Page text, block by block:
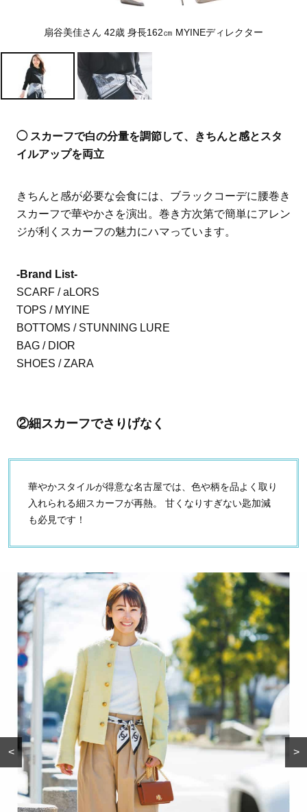
扇谷美佳さん 42歳 身長162㎝ MYINEディレクター
◯ スカーフで白の分量を調節して、きちんと感とスタ
イルアップを両立
きちんと感が必要な会食には、ブラックコーデに腰巻き
スカーフで華やかさを演出。巻き方次第で簡単にアレン
ジが利くスカーフの魅力にハマっています。
-Brand List-
SCARF / aLORS
TOPS / MYINE
BOTTOMS / STUNNING LURE
BAG / DIOR
SHOES / ZARA
②細スカーフでさりげなく
華やかスタイルが得意な名古屋では、色や柄を品よく取り
入れられる細スカーフが再熱。 甘くなりすぎない匙加減
も必見です！
< >